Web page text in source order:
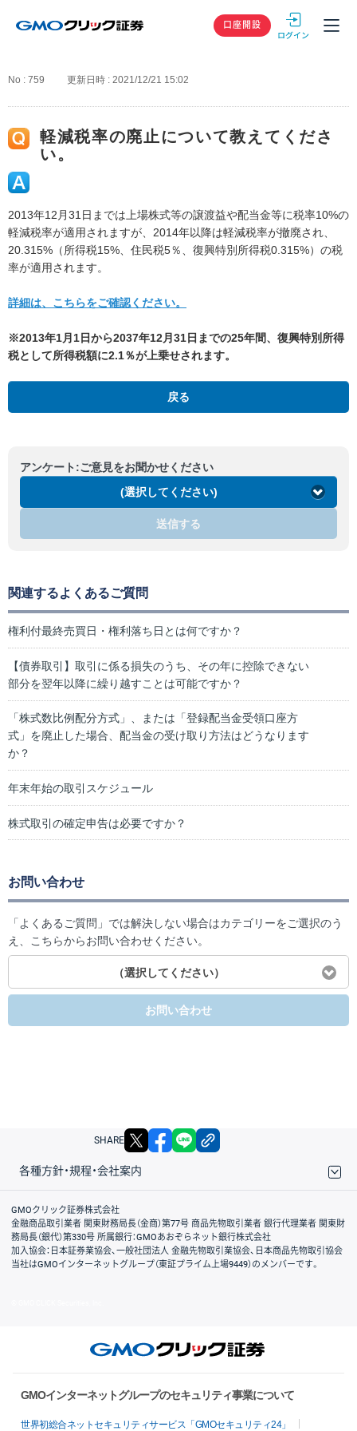
GMOクリック
口座開設
No : 759 更新日時 : 2021/12/21 15:02
軽減税率の廃止について教えてくださ
い。
2013年12月31日までは上場株式等の譲渡益や配当金等に税率10%の
軽減税率が適用されますが、2014年以降は軽減税率が撤廃され、
20.315%（所得税15%、住民税5％、復興特別所得税0.315%）の税
率が適用されます。
詳細は、こちらをご確認ください。
※2013年1月1日から2037年12月31日までの25年間、復興特別所得
税として所得税額に2.1％が上乗せされます。
戻る
アンケート:ご意見をお聞かせください
(選択してください)
送信する
関連するよくあるご質問
権利付最終売買日・権利落ち日とは何ですか？
【債券取引】取引に係る損失のうち、その年に控除できない
部分を翌年以降に繰り越すことは可能ですか？
「株式数比例配分方式」、または「登録配当金受領口座方
式」を廃止した場合、配当金の受け取り方法はどうなります
か？
年末年始の取引スケジュール
株式取引の確定申告は必要ですか？
お問い合わせ
「よくあるご質問」では解決しない場合はカテゴリーをご選択のう
え、こちらからお問い合わせください。
（選択してください）
お問い合わせ
SHARE X facebook
各種方針・規程・会社案内
取引規程・約款
サイトマップ
その他のご案内
個人情報保護方針
最良執行方針
サイトのご利用について
ディスクレイマー
信託保全
リスク説明
会社案内
GMOクリック証券株式会社
金融商品取引業者 関東財務局長（金商）第77号 商品先物取引業者 銀行代理業者 関東財
務局長（銀代）第330号 所属銀行：GMOあおぞらネット銀行株式会社
加入協会：日本証券業協会、一般社団法人 金融先物取引業協会、日本商品先物取引協会
当社はGMOインターネットグループ（東証プライム上場9449）のメンバーです。
GMOインターネットグループのセキュリティ事業について
世界初総合ネットセキュリティサービス「GMOセキュリティ24」